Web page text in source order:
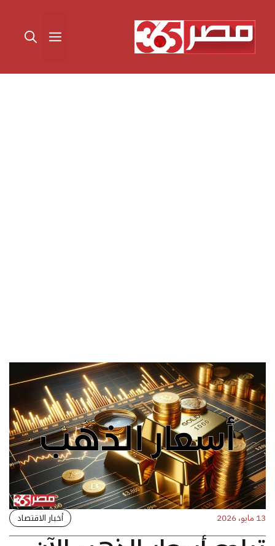
المحتوى القائمة
13 مايو، 2026 أخبار الاقتصاد